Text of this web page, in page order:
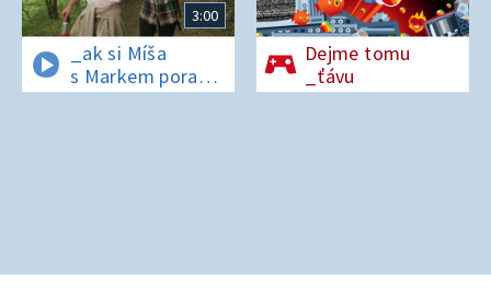
3:00
_ak si Míša
s Markem poradí
v lese bez
Dejme tomu
_ťávu